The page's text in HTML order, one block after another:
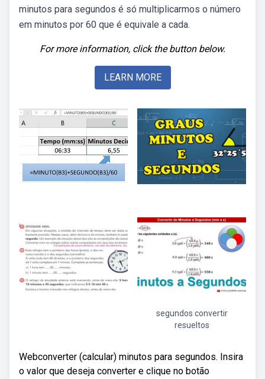
minutos para segundos é só multiplicarmos o número
em minutos por 60 que é equivale a cada.
For more information, click the button below.
LEARN MORE
segundos convertir
resueltos
Webconverter (calcular) minutos para segundos. Insira
o valor que deseja converter e clique no botão